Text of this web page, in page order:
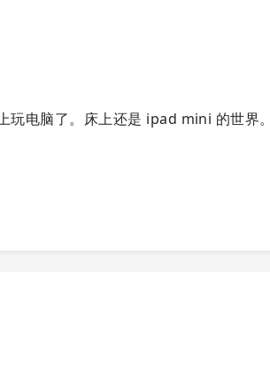
玩电脑了。床上还是 ipad mini 的世界